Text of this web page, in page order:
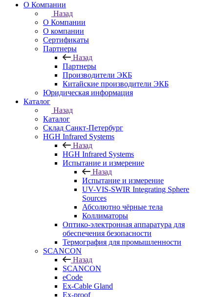
О Компании
Назад
О Компании
О компании
Сертификаты
Партнеры
Назад
Партнеры
Производители ЭКБ
Китайские производители ЭКБ
Юридическая информация
Каталог
Назад
Каталог
Cклад Санкт-Петербург
HGH Infrared Systems
Назад
HGH Infrared Systems
Испытание и измерение
Назад
Испытание и измерение
UV-VIS-SWIR Integrating Sphere
Sources
Абсолютно чёрные тела
Коллиматоры
Оптико-электронная аппаратура для
обеспечения безопасности
Термография для промышленности
SCANCON
Назад
SCANCON
eCode
Ex-Cable Gland
Ex-proof